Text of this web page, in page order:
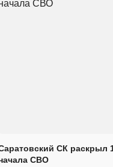
СК раскрыл
СВО